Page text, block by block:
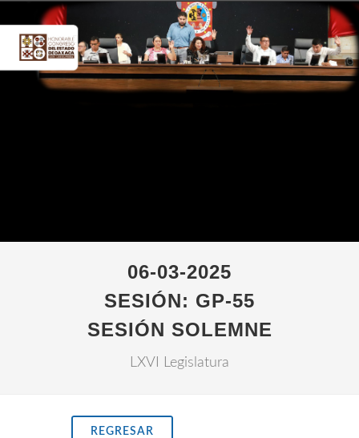
06-03-2025
SESIÓN: GP-55
SESIÓN SOLEMNE
LXVI Legislatura
REGRESAR